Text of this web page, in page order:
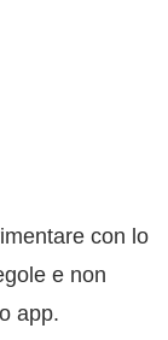
con lo
e non
app.